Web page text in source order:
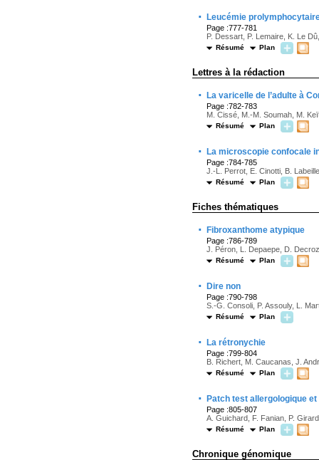
· Leucémie
Page :777-781
P. Dessart, P. Lemaire, K. Le
Résumé Plan
Lettres à la rédaction
· La varicelle de l’adulte à
Page :782-783
M. Cissé, M.-M. Soumah, M.
Résumé Plan
· La microscopie confocale
Page :784-785
J.-L. Perrot, E. Cinotti, B.
Résumé Plan
Fiches thématiques
· Fibroxanthome atypique
Page :786-789
J. Péron, L. Depaepe, D.
Résumé Plan
· Dire non
Page :790-798
S.-G. Consoli, P. Assouly, L.
Résumé Plan
· La rétronychie
Page :799-804
B. Richert, M. Caucanas, J.
Résumé Plan
· Patch test allergologique
Page :805-807
A. Guichard, F. Fanian, P.
Résumé Plan
Chronique génomique